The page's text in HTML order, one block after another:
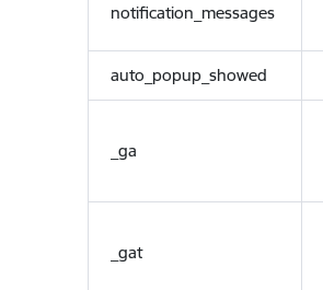
notification_messages
auto_popup_showed
_ga
_gat